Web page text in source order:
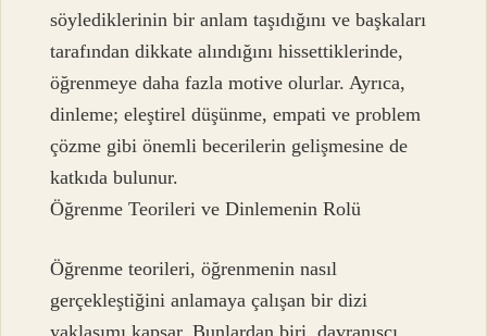
söylediklerinin bir anlam taşıdığını ve başkaları
tarafından dikkate alındığını hissettiklerinde,
öğrenmeye daha fazla motive olurlar. Ayrıca,
dinleme; eleştirel düşünme, empati ve problem
çözme gibi önemli becerilerin gelişmesine de
katkıda bulunur.
Öğrenme Teorileri ve Dinlemenin Rolü
Öğrenme teorileri, öğrenmenin nasıl
gerçekleştiğini anlamaya çalışan bir dizi
yaklaşımı kapsar. Bunlardan biri, davranışçı